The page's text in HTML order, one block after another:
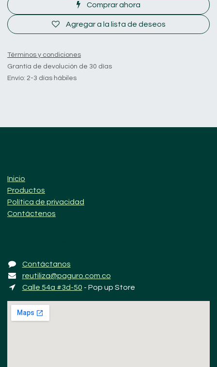
Comprar ahora
Agregar a la lista de deseos
Términos y condiciones
Grantía de devolución de 30 días
Envío: 2-3 días hábiles
Inicio
Productos
Política de privacidad
Contáctenos
Contáctanos
reutiliza@paguro.com.co
Calle 54a #3d-50 - Pop up Store